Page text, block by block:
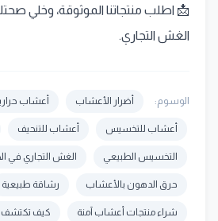
📩 اطلب منتجاتنا الموثوقة، وخلي
الغش التجاري.
الوسوم: أضرار الأعشاب أعشاب
أعشاب للتخسيس أعشاب للتنحيف
التخسيس الطبيعي الغش التجاري في
حرق الدهون بالأعشاب رشاقة طبيعية
شراء منتجات أعشاب آمنة كيف تكتشف